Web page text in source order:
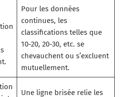
Pour les données
continues, les
classifications telles que
10-20, 20-30, etc. se
chevauchent ou s’excluent
mutuellement.
Une ligne brisée relie les